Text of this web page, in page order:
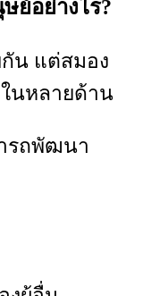
ย์อย่างไร?
น แต่สมอง
นหลายด้าน
รถพัฒนา